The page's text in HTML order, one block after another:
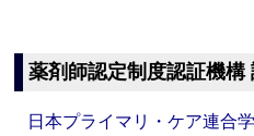
薬剤師認定制度認証機
日本プライマリ・ケア連